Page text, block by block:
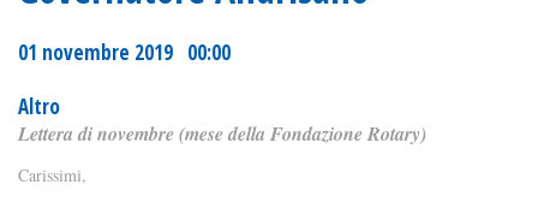
01 novembre 2019 00:00
Altro
Lettera di novembre (mese della Fondazione Rotary)
Carissimi,